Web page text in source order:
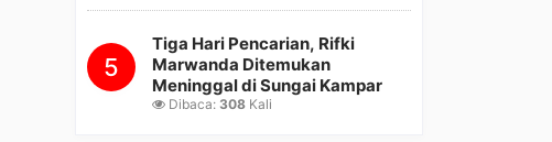
5
Tiga Hari Pencarian, Rifki
Marwanda Ditemukan
Meninggal di Sungai Kampar
Dibaca: 308 Kali